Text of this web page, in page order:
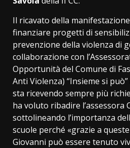
Il ricavato della
finanziare progetti di
prevenzione della violenza di
collaborazione con
Opportunità del Comune di
Anti Violenza) “Insieme si
sta ricevendo sempre più
ha voluto ribadire l’assessora
sottolineando l’importanza
scuole perché «grazie a
Giovanni può essere tenuto